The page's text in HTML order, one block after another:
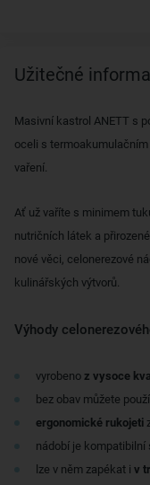
Užitečné
Masivní kastrol ANETT s
oceli s
vaření.
Ať už vaříte s minimem
nutričních látek a
nové věci, celonerezové
kulinářských výtvorů.
Výhody
vyrobeno z vysoce
bez obav můžete
ergonomické rukojeti
nádobí je kompatibilní
lze v něm zapékat i v